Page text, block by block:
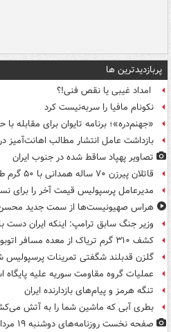
پربازدیدترین ها
امداد غیبی یا نقص فنی!؟
نکونام مافیا را سربه‌نیست کرد
«جهنم‌دره»؛ برنامه تایوان برای مقابله
بازداشت عامل انتشار مطالب اهانت‌آمیز
تصاویر پهپاد ساقط شده در جنوب ایران
قاتلان پیرزن ۷۰ ساله همدانی با ۵۰ گرم طلا دستگیر شدند
مدیرعامل پرسپولیس قیمت آخر را برای
هراس صهیونیست‌ها از سمت جدید
وزیر جنگ سابق ترامپ: اینکه ایران دست
کشف ۳۱۰ گرم تریاک از معده مسافر اتوبوس در قاینات
گلزن قدبلند شگفتی تمرینات پرسپولیس
عملیات گروه مقاومت سوریه علیه پایگاه
تنگه هرمز و پیام‌های بازدارنده ایران
بطری آبی که ماشین شما را به آتش
صفحه نخست روزنامه‌های دوشنبه ۱۹ مرداد ۱۴۰۵